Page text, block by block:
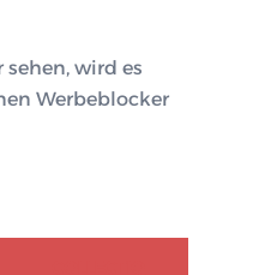
wird es
Werbeblocker